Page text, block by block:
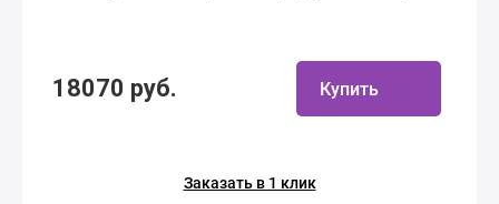
18070 руб. Купить
Заказать в 1 клик